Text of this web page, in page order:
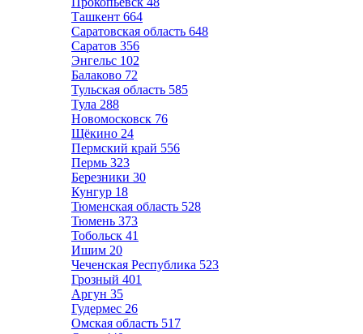
Ташкент 664
Саратовская область 648
Саратов 356
Энгельс 102
Балаково 72
Тульская область 585
Тула 288
Новомосковск 76
Щёкино 24
Пермский край 556
Пермь 323
Березники 30
Кунгур 18
Тюменская область 528
Тюмень 373
Тобольск 41
Ишим 20
Чеченская Республика 523
Грозный 401
Аргун 35
Гудермес 26
Омская область 517